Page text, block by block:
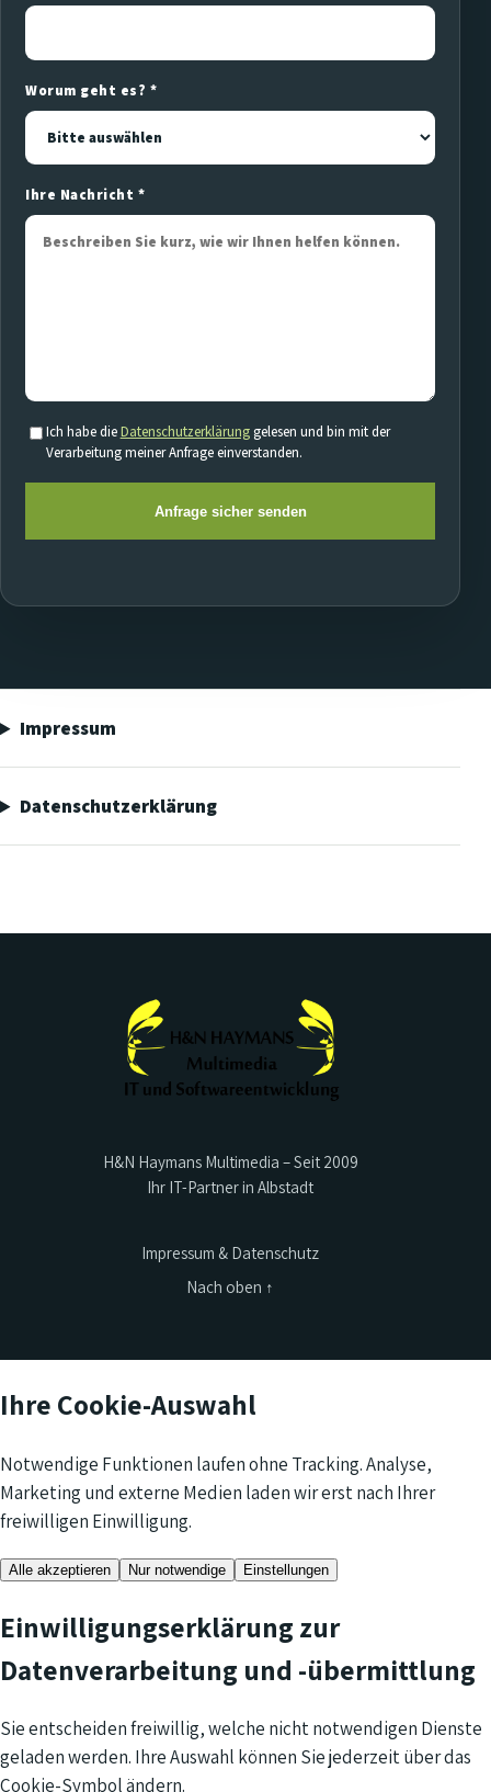
Worum geht es? *
Ihre Nachricht *
Ich habe dieDatenschutzerklärunggelesen und bin mit der
Verarbeitung meiner Anfrage einverstanden.
Anfrage sicher senden
Impressum
Datenschutzerklärung
H&N Haymans Multimedia – Seit 2009
Ihr IT-Partner in Albstadt
Impressum & Datenschutz
Nach oben ↑
Ihre Cookie-Auswahl
Notwendige Funktionen laufen ohne Tracking. Analyse,
Marketing und externe Medien laden wir erst nach Ihrer
freiwilligen Einwilligung.
Alle akzeptieren Nur notwendige Einstellungen
Einwilligungserklärung zur
Datenverarbeitung und -übermittlung
Sie entscheiden freiwillig, welche nicht notwendigen Dienste
geladen werden. Ihre Auswahl können Sie jederzeit über das
Cookie-Symbol ändern.